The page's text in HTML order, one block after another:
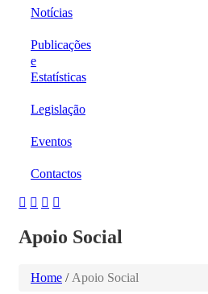
Notícias
Publicações
e
Estatísticas
Legislação
Eventos
Contactos
Apoio Social
Home / Apoio Social